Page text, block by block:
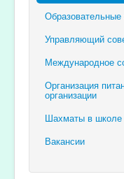
Образовательные
Управляющий
Международное
Организация
организации
Шахматы в школе
Вакансии